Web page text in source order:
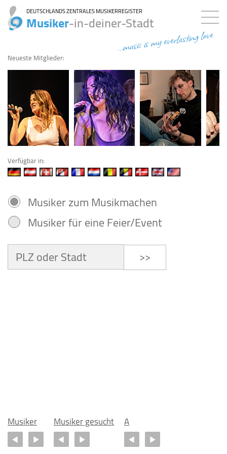
DEUTSCHLANDS ZENTRALES MUSIKERREGISTER
Musiker-in-deiner-Stadt
...music is my everlasting love
Neueste Mitglieder:
Verfügbar in:
Musiker zum Musikmachen
Musiker für eine Feier/Event
>>
Musiker Musiker gesucht A